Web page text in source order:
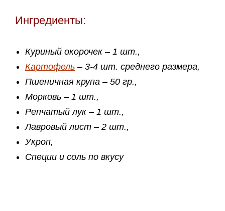
Ингредиенты:
Куриный окорочек – 1 шт.,
Картофель – 3-4 шт. среднего размера,
Пшеничная крупа – 50 гр.,
Морковь – 1 шт.,
Репчатый лук – 1 шт.,
Лавровый лист – 2 шт.,
Укроп,
Специи и соль по вкусу